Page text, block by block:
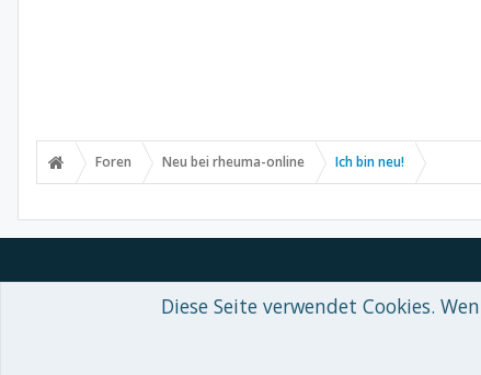
Foren Neu bei rheuma-online Ich bin neu!
Forum software by XenForo™© 2010-2018 XenForo Ltd.-Deutsch
Diese Seite verwendet Cookies.